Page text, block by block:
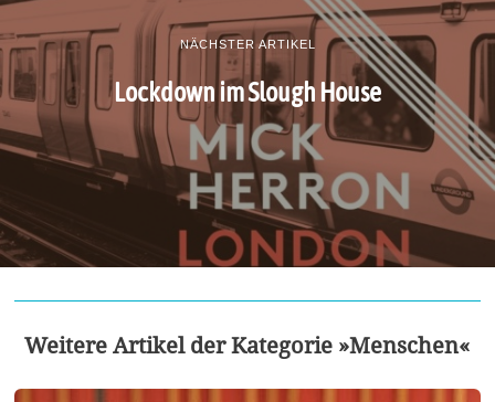
NÄCHSTER ARTIKEL
Lockdown im Slough House
Weitere Artikel der Kategorie »Menschen«